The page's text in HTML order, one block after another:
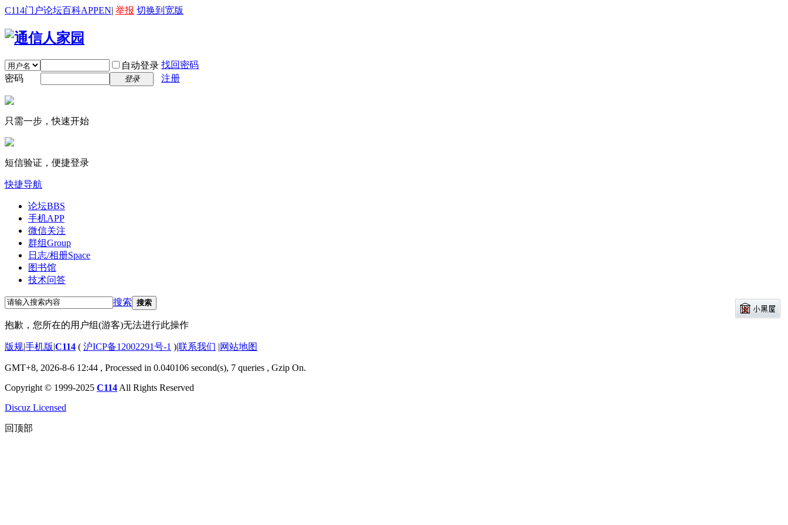
C114门户论坛百科APPEN| 举报 切换到宽版
自动登录 找回密码
密码
登录 注册
只需一步，快速开始
短信验证，便捷登录
快捷导航
论坛BBS
手机APP
微信关注
群组Group
日志/相册Space
图书馆
技术问答
搜索 搜索
抱歉，您所在的用户组(游客)无法进行此操作
版规|手机版|C114 ( 沪ICP备12002291号-1 )|联系我们 |网站地图
GMT+8, 2026-8-6 12:44 , Processed in 0.040106 second(s), 7 queries , Gzip On.
Copyright © 1999-2025 C114 All Rights Reserved
Discuz Licensed
回顶部